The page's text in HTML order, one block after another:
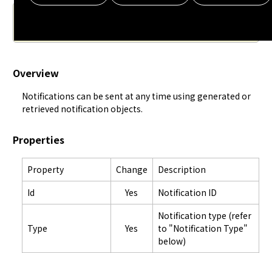
Overview
Notifications can be sent at any time using generated or
retrieved notification objects.
Properties
Property Change
Description
Id
Yes Notification ID
Type Yes
Notification type (refer
to "Notification Type"
below)